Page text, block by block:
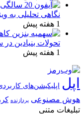
نگاهی تحلیلی به
1 هفته پیش
تحولات بنیادین
1 هفته پیش
اپل اپلیکیشن‌های
هوش مصنوعی پردازنده
تبلیغات متنی